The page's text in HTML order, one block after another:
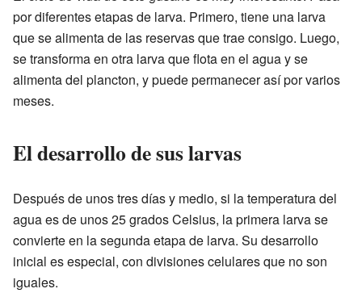
por diferentes etapas de larva. Primero, tiene una larva
que se alimenta de las reservas que trae consigo. Luego,
se transforma en otra larva que flota en el agua y se
alimenta del plancton, y puede permanecer así por varios
meses.
El desarrollo de sus larvas
Después de unos tres días y medio, si la temperatura del
agua es de unos 25 grados Celsius, la primera larva se
convierte en la segunda etapa de larva. Su desarrollo
inicial es especial, con divisiones celulares que no son
iguales.